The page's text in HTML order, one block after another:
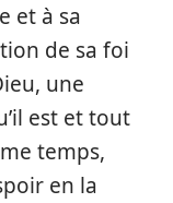
et à sa
de sa foi
une
est et tout
temps,
en la